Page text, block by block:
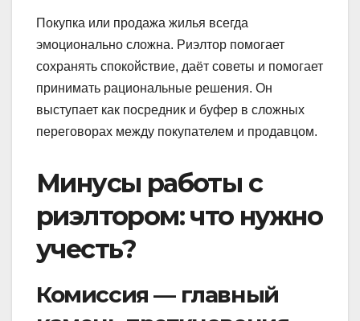
Покупка или продажа жилья всегда
эмоционально сложна. Риэлтор помогает
сохранять спокойствие, даёт советы и помогает
принимать рациональные решения. Он
выступает как посредник и буфер в сложных
переговорах между покупателем и продавцом.
Минусы работы с
риэлтором: что нужно
учесть?
Комиссия — главный